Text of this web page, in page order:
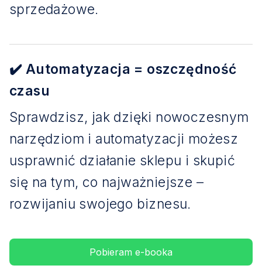
sprzedażowe.
✔️ Automatyzacja = oszczędność
czasu
Sprawdzisz, jak dzięki nowoczesnym
narzędziom i automatyzacji możesz
usprawnić działanie sklepu i skupić
się na tym, co najważniejsze –
rozwijaniu swojego biznesu.
Pobieram e-booka